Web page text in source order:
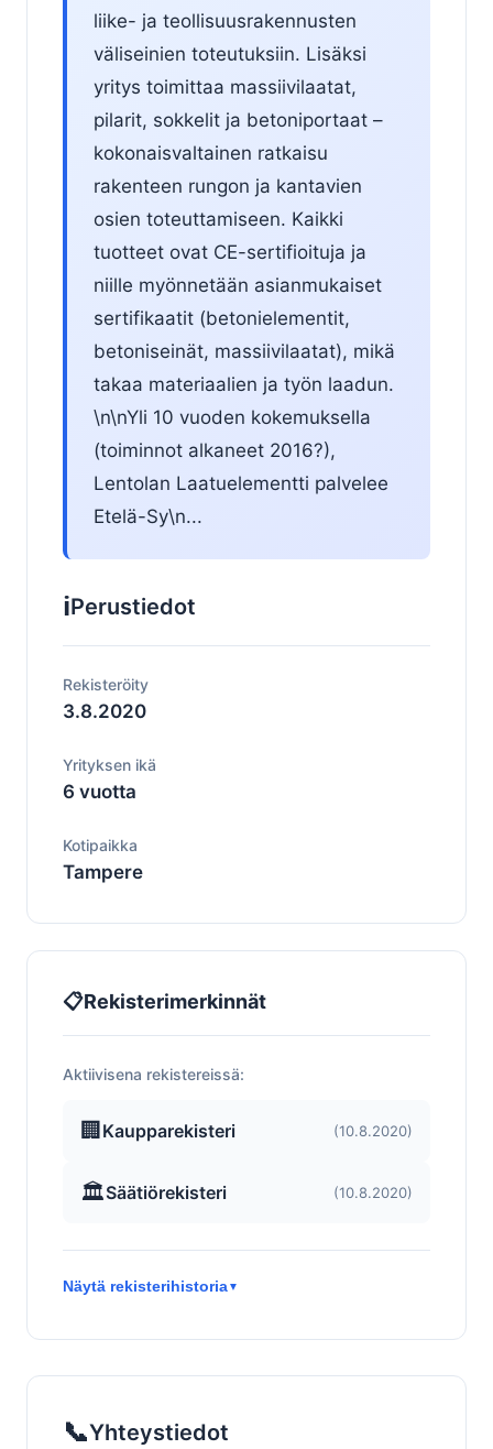
liike- ja teollisuusrakennusten
väliseinien toteutuksiin. Lisäksi
yritys toimittaa massiivilaatat,
pilarit, sokkelit ja betoniportaat –
kokonaisvaltainen ratkaisu
rakenteen rungon ja kantavien
osien toteuttamiseen. Kaikki
tuotteet ovat CE-sertifioituja ja
niille myönnetään asianmukaiset
sertifikaatit (betonielementit,
betoniseinät, massiivilaatat), mikä
takaa materiaalien ja työn laadun.
\n\nYli 10 vuoden kokemuksella
(toiminnot alkaneet 2016?),
Lentolan Laatuelementti palvelee
Etelä-Sy\n...
ℹ️Perustiedot
Rekisteröity
3.8.2020
Yrityksen ikä
6 vuotta
Kotipaikka
Tampere
📋Rekisterimerkinnät
Aktiivisena rekistereissä:
🏢 Kaupparekisteri (10.8.2020)
🏛️Säätiörekisteri (10.8.2020)
Näytä rekisterihistoria▼
📞Yhteystiedot